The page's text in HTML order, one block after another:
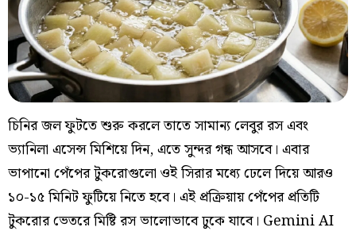
চিনির জল ফুটতে শুরু করলে তাতে সামান্য লেবুর রস এবং
ভ্যানিলা এসেন্স মিশিয়ে দিন, এতে সুন্দর গন্ধ আসবে। এবার
ভাপানো পেঁপের টুকরোগুলো ওই সিরার মধ্যে ঢেলে দিয়ে আরও
১০-১৫ মিনিট ফুটিয়ে নিতে হবে। এই প্রক্রিয়ায় পেঁপের প্রতিটি
টুকরোর ভেতরে মিষ্টি রস ভালোভাবে ঢুকে যাবে। Gemini AI